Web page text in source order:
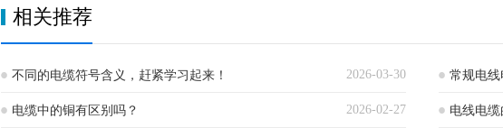
相关推荐
2026-03-30
不同的电缆符号含义，赶紧学习起来！ 常规电
2026-02-27
电缆中的铜有区别吗？ 电线电